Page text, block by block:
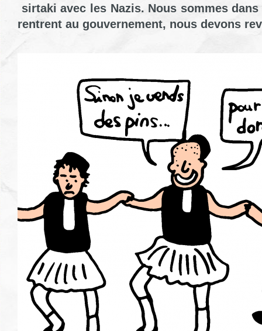
sirtaki avec les Nazis. Nous sommes
rentrent au gouvernement, nous devons